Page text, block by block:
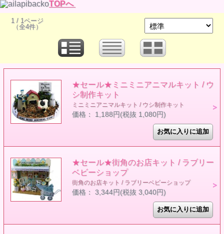
TOPへ
1 / 1ページ
（全4件）
★セール★ミニミニアニマルキット / ウ
シ制作キット
ミニミニアニマルキット / ウシ制作キット
価格： 1,188円(税抜 1,080円)
★セール★街角のお店キット / ラブリー
ベビーショップ
街角のお店キット / ラブリーベビーショップ
価格： 3,344円(税抜 3,040円)